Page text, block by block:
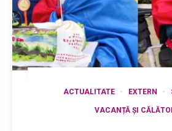
ACTUALITATE EXTERN
VACANȚĂ ȘI